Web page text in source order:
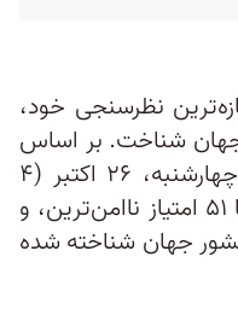
نظرسنجی خود،
جهان شناخت. بر اساس
گزارش این نظرسنجی که روز چهارشنبه، ۲۶ اکتبر (۴
آبان)، منتشر شد، افغانستان با ۵۱ امتیاز ناامن‌ترین، و
کشور جهان شناخته شده